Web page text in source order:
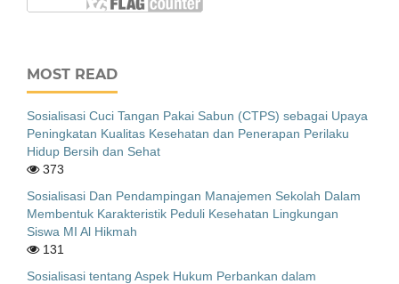
MOST READ
Sosialisasi Cuci Tangan Pakai Sabun (CTPS) sebagai Upaya
Peningkatan Kualitas Kesehatan dan Penerapan Perilaku
Hidup Bersih dan Sehat
373
Sosialisasi Dan Pendampingan Manajemen Sekolah Dalam
Membentuk Karakteristik Peduli Kesehatan Lingkungan
Siswa MI Al Hikmah
131
Sosialisasi tentang Aspek Hukum Perbankan dalam